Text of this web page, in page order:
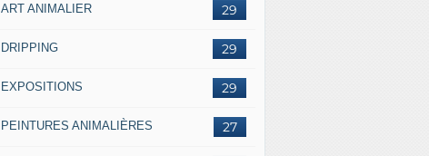
29
ART ANIMALIER
29
DRIPPING
29
EXPOSITIONS
27
PEINTURES ANIMALIÈRES